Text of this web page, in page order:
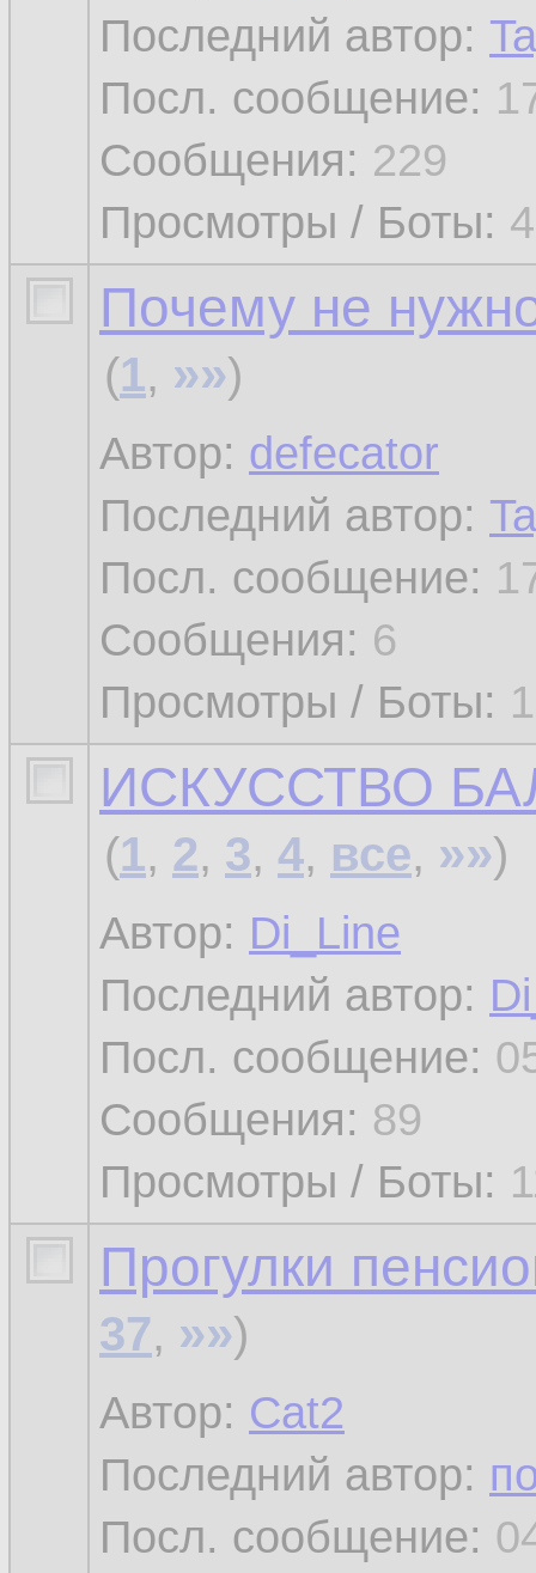
Последний автор:
Посл. сообщение:
Сообщения: 229
Просмотры / Боты:
Почему не
(1, »»)
Автор: defecator
Последний автор:
Посл. сообщение:
Сообщения: 6
Просмотры / Боты:
ИСКУССТВО
(1, 2, 3, 4, все, »»)
Автор: Di_Line
Последний автор:
Посл. сообщение:
Сообщения: 89
Просмотры / Боты:
Прогулки
37, »»)
Автор: Cat2
Последний автор:
Посл. сообщение: